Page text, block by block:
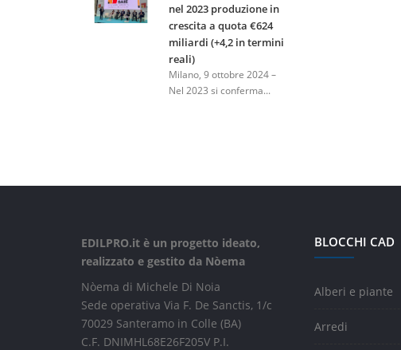
nel 2023 produzione in
crescita a quota €624
miliardi (+4,2 in termini
reali)
Milano, 9 ottobre 2024 –
Nel 2023 si conferma...
EDILPRO.it è un progetto ideato,
realizzato e gestito da Nòema
Nòema di Michele Di Noia
Sede operativa Via F. De Sanctis, 1/c
70029 Santeramo in Colle (BA)
C.F. DNIMHL68E26F205V P.I.
BLOCCHI CAD
Alberi e piante
Arredi